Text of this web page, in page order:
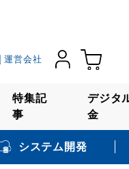
運営会社
特集記
事
デジタ
金
システム開発